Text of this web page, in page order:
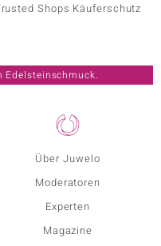
Über Juwelo
Moderatoren
Experten
Magazine
Shops Käuferschutz